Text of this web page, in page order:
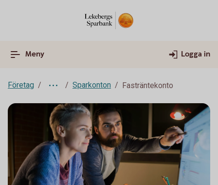
Meny Logga in
Företag Sparkonton Fasträntekonto